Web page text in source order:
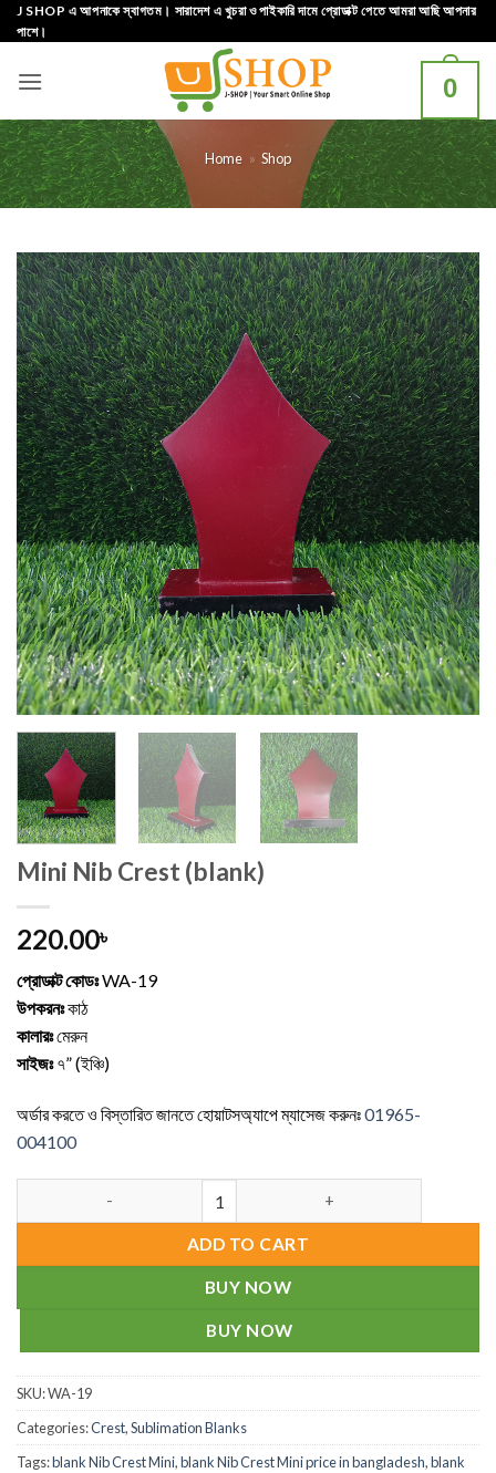
Skip
to
J SHOP এ আপনাকে স্বাগতম। সারাদেশ এ খুচরা ও পাইকারি দামে প্রোডাক্ট পেতে আমরা আছি আপনার
পাশে।
0
Home » Shop
Mini Nib Crest (blank)
220.00৳
প্রোডাক্ট কোডঃWA-19
উপকরনঃকাঠ
কালারঃমেরুন
সাইজঃ৭” (ইঞ্চি)
অর্ডার করতে ও বিস্তারিত জানতে হোয়াটসঅ্যাপে ম্যাসেজ করুনঃ01965-
004100
ADD TO CART
BUY NOW
BUY NOW
SKU:WA-19
Categories:Crest,Sublimation Blanks
Tags:blank Nib Crest Mini,blank Nib Crest Mini price in bangladesh,blank